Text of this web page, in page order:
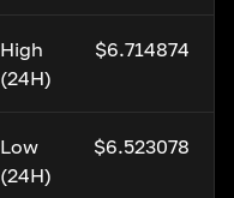
High
(24H)
$6.714874
Low
(24H)
$6.523078